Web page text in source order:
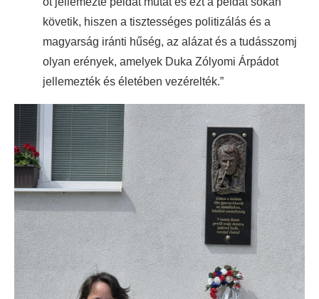
követik, hiszen a tisztességes politizálás és a
magyarság iránti hűség, az alázat és a tudásszomj
olyan erények, amelyek Duka Zólyomi Árpádot
jellemezték és életében vezérelték.”